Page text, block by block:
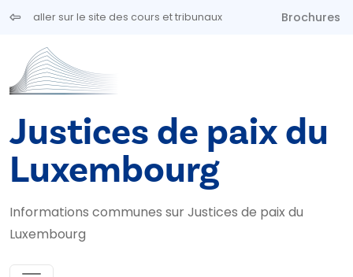
Aller au contenu principal
aller sur le site des cours et tribunaux Brochures
Justices de paix du
Luxembourg
Informations communes sur Justices de paix du
Luxembourg